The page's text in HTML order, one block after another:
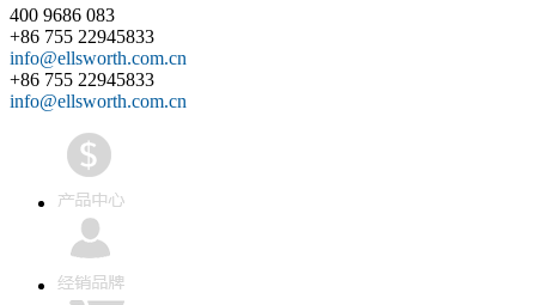
400 9686 083
+86 755 22945833
info@ellsworth.com.cn
+86 755 22945833
info@ellsworth.com.cn